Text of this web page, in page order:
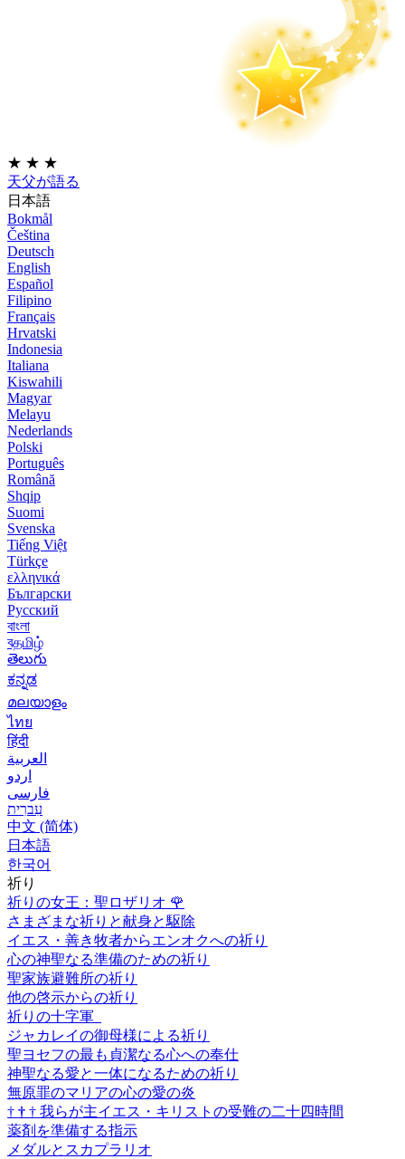
★ ★ ★
天父が語る
日本語
Bokmål
Čeština
Deutsch
English
Español
Filipino
Français
Hrvatski
Indonesia
Italiana
Kiswahili
Magyar
Melayu
Nederlands
Polski
Português
Română
Shqip
Suomi
Svenska
Tiếng Việt
Türkçe
ελληνικά
Български
Русский
বাংলা
বதமிழ்
తెలుగు
ಕನ್ನಡ
മലയാളം
ไทย
हिंदी
العربية
اردو
فارسی
עִברִית
中文 (简体)
日本語
한국어
祈り
祈りの女王：聖ロザリオ 🌹
さまざまな祈りと献身と駆除
イエス・善き牧者からエンオクへの祈り
心の神聖なる準備のための祈り
聖家族避難所の祈り
他の啓示からの祈り
祈りの十字軍
ジャカレイの御母様による祈り
聖ヨセフの最も貞潔なる心への奉仕
神聖なる愛と一体になるための祈り
無原罪のマリアの心の愛の炎
† † † 我らが主イエス・キリストの受難の二十四時間
薬剤を準備する指示
メダルとスカプラリオ